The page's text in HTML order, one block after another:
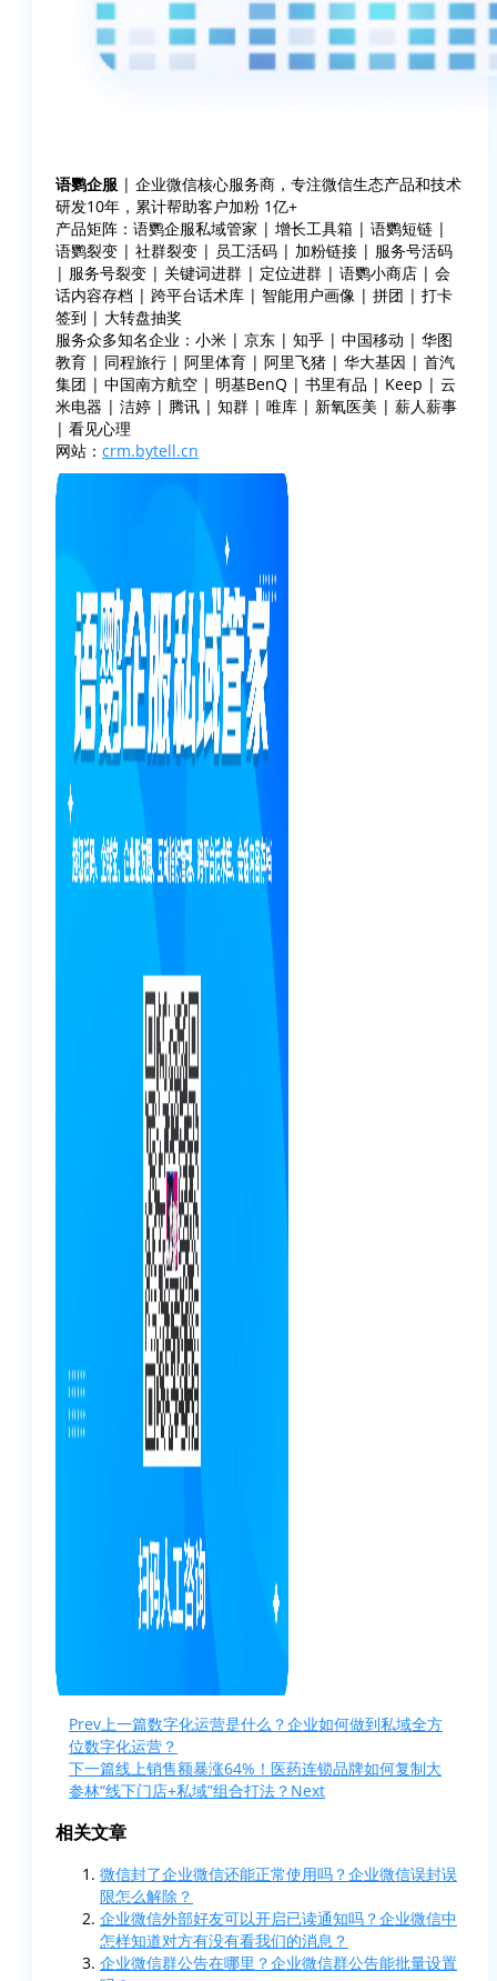
语鹦企服 | 企业微信核心服务商，专注微信生态产品和技术
研发10年，累计帮助客户加粉 1亿+
产品矩阵：语鹦企服私域管家 | 增长工具箱 | 语鹦短链 |
语鹦裂变 | 社群裂变 | 员工活码 | 加粉链接 | 服务号活码
| 服务号裂变 | 关键词进群 | 定位进群 | 语鹦小商店 | 会
话内容存档 | 跨平台话术库 | 智能用户画像 | 拼团 | 打卡
签到 | 大转盘抽奖
服务众多知名企业：小米 | 京东 | 知乎 | 中国移动 | 华图
教育 | 同程旅行 | 阿里体育 | 阿里飞猪 | 华大基因 | 首汽
集团 | 中国南方航空 | 明基BenQ | 书里有品 | Keep | 云
米电器 | 洁婷 | 腾讯 | 知群 | 唯库 | 新氧医美 | 薪人薪事
| 看见心理
网站： crm.bytell.cn
Prev 上一篇数字化运营是什么？企业如何做到私域全方
位数字化运营？
下一篇线上销售额暴涨64%！医药连锁品牌如何复制大
参林“线下门店+私域”组合打法？ Next
相关文章
微信封了企业微信还能正常使用吗？企业微信误封误
限怎么解除？
企业微信外部好友可以开启已读通知吗？企业微信中
怎样知道对方有没有看我们的消息？
企业微信群公告在哪里？企业微信群公告能批量设置